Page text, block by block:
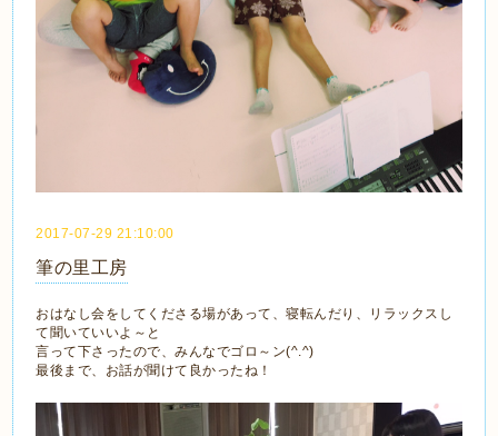
2017-07-29 21:10:00
筆の里工房
おはなし会をしてくださる場があって、寝転んだり、リラックスし
て聞いていいよ～と
言って下さったので、みんなでゴロ～ン(^.^)
最後まで、お話が聞けて良かったね！